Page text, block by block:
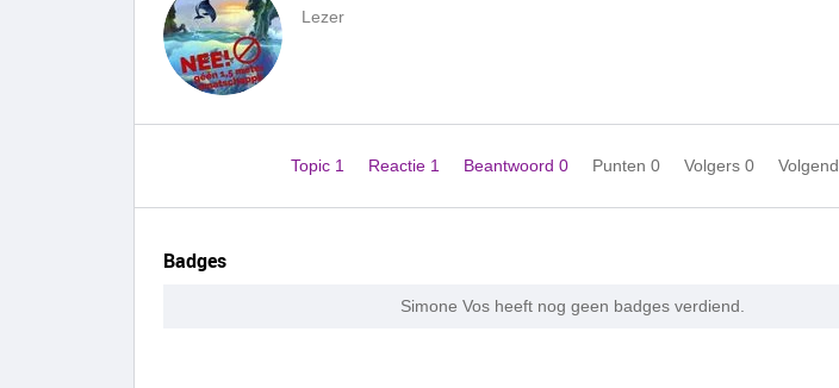
Lezer
Topic 1 Reactie 1 Beantwoord 0 Punten 0 Volgers 0 Volgend
Badges
Simone Vos heeft nog geen badges verdiend.